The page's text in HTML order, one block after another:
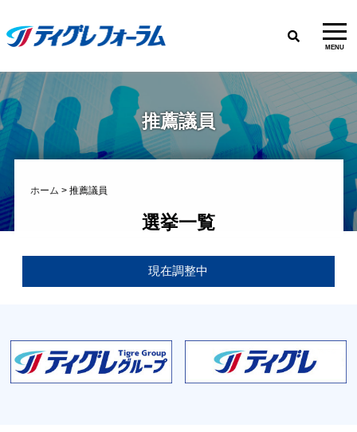
MENU
推薦議員
ホーム > 推薦議員
選挙一覧
現在調整中